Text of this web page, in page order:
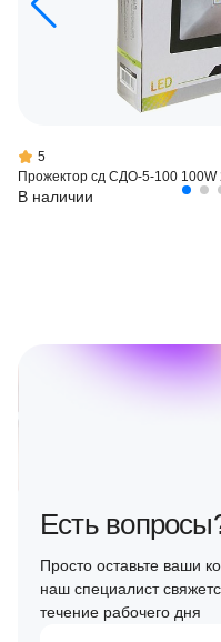
5
Прожектор сд СДО-5-100 100W
В наличии
Есть
Просто оставьте ваши
наш специалист
течение рабочего дня